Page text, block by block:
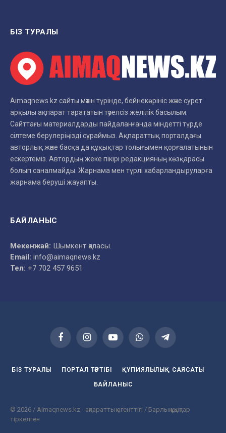
БІЗ ТУРАЛЫ
Aimaqnews.kz сайты мәтін түрінде, бейнекөрініс және сурет
арқылы ақпарат тарататын тәуелсіз желілік басылым.
Сайттағы материалдарды пайдаланғанда міндетті түрде
сілтеме берулеріңізді сұраймыз. Ақпараттық порталдағы
авторлық және басқа да құқықтар толығымен қорғалатынын
ескертеміз. Автордың жеке пікірі редакцияның көзқарасы
болып саналмайды. Жарнама мен түрлі хабарландыруларға
жарнама беруші жауапты.
БАЙЛАНЫС
Мекенжай: Шымкент қаласы.
Email: info@aimaqnews.kz
Тел: +7 702 457 9651
FacebookInstagramYouTubeWhatsAppTelegram
БІЗ ТУРАЛЫ ПОРТАЛ ТӘРТІБІ ҚҰПИЯЛЫЛЫҚ САЯСАТЫ
БАЙЛАНЫС
© 2026 / Aimaqnews.kz - ақпараттық агенттігі / Барлық құқықтар
тіркелген